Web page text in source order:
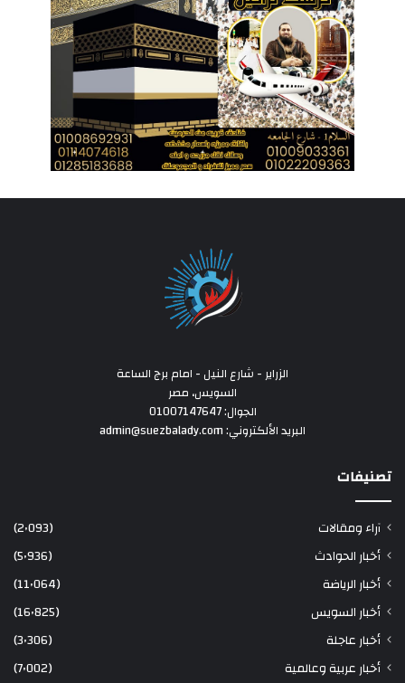
الزراير - شارع النيل - امام برج الساعة
السويس، مصر
الجوال: 01007147647
البريد الألكتروني: admin@suezbalady.com
تصنيفات
آراء ومقالات
(2٬093)
أخبار الحوادث
(5٬936)
أخبار الرياضة
(11٬064)
أخبار السويس
(16٬825)
أخبار عاجلة
(3٬306)
أخبار عربية وعالمية
(7٬002)